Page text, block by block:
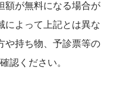
額が無料になる場合が
によって上記とは異な
や持ち物、予診票等の
認ください。